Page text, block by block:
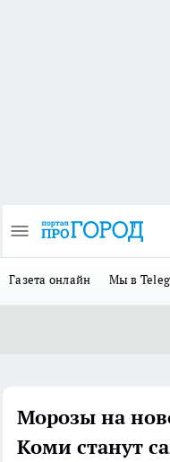
Газета онлайн Мы в
Морозы на
Коми станут